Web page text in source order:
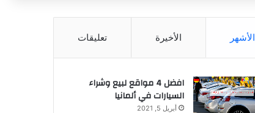
الأشهر الأخيرة تعليقات
افضل 4 مواقع لبيع وشراء
السيارات في ألمانيا
أبريل 5, 2021